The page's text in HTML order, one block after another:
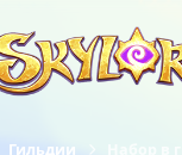
Гильдии